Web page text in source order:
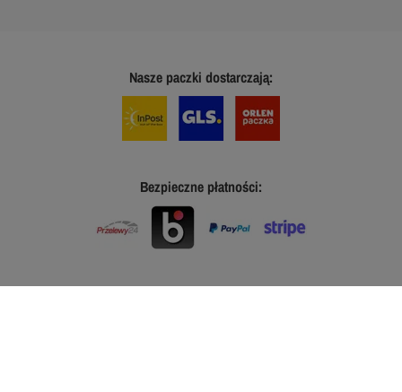
Nasze paczki dostarczają:
Bezpieczne płatności: